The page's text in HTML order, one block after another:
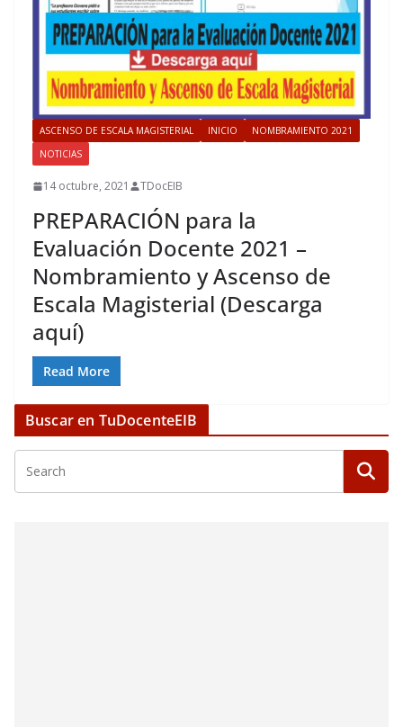
ASCENSO DE ESCALA MAGISTERIAL INICIO
NOMBRAMIENTO 2021
NOTICIAS
14 octubre, 2021 TDocEIB
PREPARACIÓN para la
Evaluación Docente 2021 –
Nombramiento y Ascenso de
Escala Magisterial (Descarga
aquí)
Read More
Buscar en TuDocenteEIB